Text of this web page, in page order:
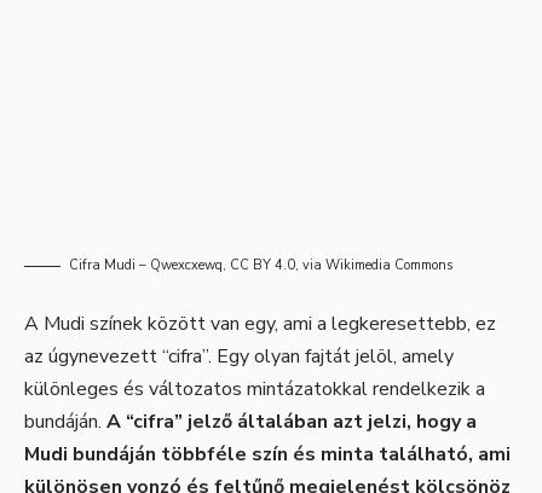
Cifra Mudi – Qwexcxewq, CC BY 4.0, via Wikimedia Commons
A Mudi színek között van egy, ami a legkeresettebb, ez
az úgynevezett “cifra”. Egy olyan fajtát jelöl, amely
különleges és változatos mintázatokkal rendelkezik a
bundáján. A “cifra” jelző általában azt jelzi, hogy a
Mudi bundáján többféle szín és minta található, ami
különösen vonzó és feltűnő megjelenést kölcsönöz